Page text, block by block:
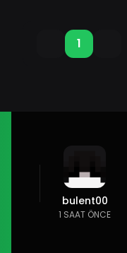
1
bulent00
1 SAAT ÖNCE